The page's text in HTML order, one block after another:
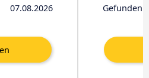
07.08.2026
Gefunden